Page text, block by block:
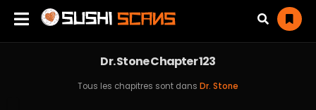
Dr. Stone Chapter 123
Tous les chapitres sont dans Dr. Stone